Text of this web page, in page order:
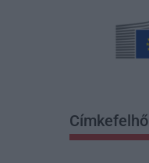
Címkefelhő